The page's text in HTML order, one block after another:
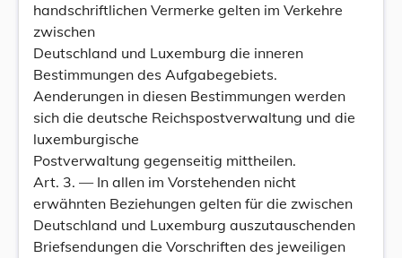
handschriftlichen Vermerke gelten im Verkehre
zwischen
Deutschland und Luxemburg die inneren
Bestimmungen des Aufgabegebiets.
Aenderungen in diesen Bestimmungen werden
sich die deutsche Reichspostverwaltung und die
luxemburgische
Postverwaltung gegenseitig mittheilen.
Art. 3. — In allen im Vorstehenden nicht
erwähnten Beziehungen gelten für die zwischen
Deutschland und Luxemburg auszutauschenden
Briefsendungen die Vorschriften des jeweiligen